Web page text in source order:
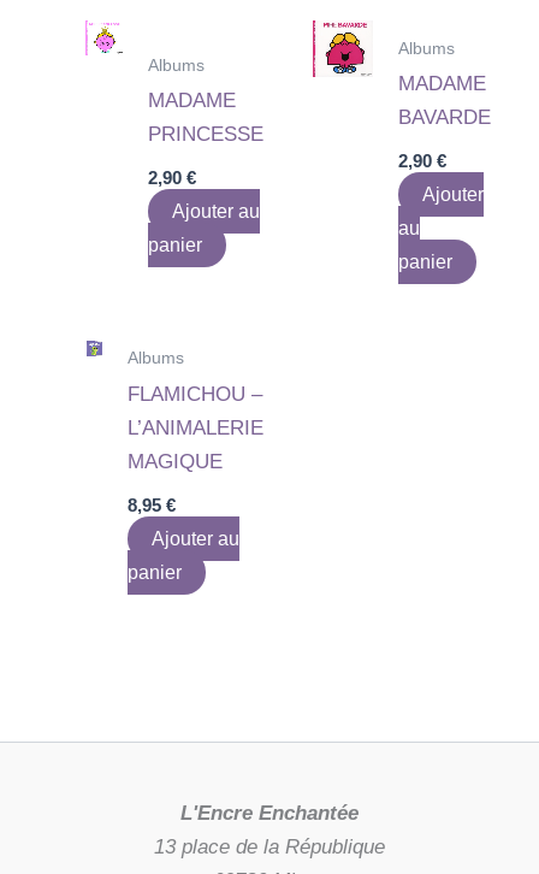
Albums
MADAME
PRINCESSE
2,90€
Ajouter au
panier
Albums
MADAME
BAVARDE
2,90 €
Ajouter
au
panier
Albums
FLAMICHOU –
L’ANIMALERIE
MAGIQUE
8,95€
Ajouter au
panier
L'Encre Enchantée
13 place de la République